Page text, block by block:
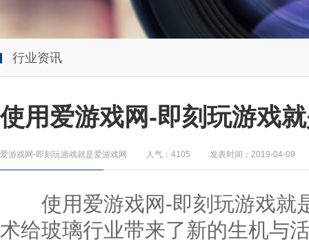
行业资讯
使用爱游戏网-即刻玩游戏
爱游戏网-即刻玩游戏就是爱游戏网 人气：4105 发表时间：2019-04-09
使用爱游戏网-即刻玩游戏就
术给玻璃行业带来了新的生机与